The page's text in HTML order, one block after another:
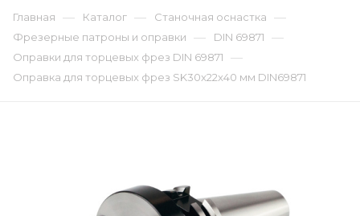
Главная — Каталог — Станочная оснастка —
Фрезерные патроны и оправки — DIN 69871 —
Оправки для торцевых фрез DIN 69871 —
Оправка для торцевых фрез SK30x22x40 мм DIN69871